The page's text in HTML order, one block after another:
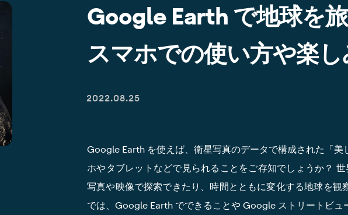
Google Earth で地球を
スマホでの使い方や楽
2022.08.25
Google Earth を使えば、衛星写真のデータで構成された「美
ホやタブレットなどで見られることをご存知でしょうか？
写真や映像で探索できたり、時間とともに変化する地球を観
では、Google Earth でできることや Google ストリートビュ